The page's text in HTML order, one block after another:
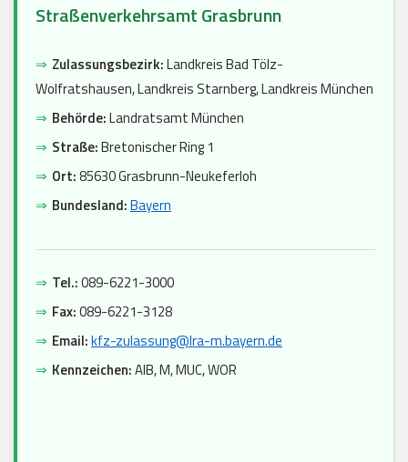
Straßenverkehrsamt Grasbrunn
⇒ Zulassungsbezirk:Landkreis Bad Tölz-
Wolfratshausen, Landkreis Starnberg, Landkreis München
⇒ Behörde:Landratsamt München
⇒ Straße:Bretonischer Ring 1
⇒ Ort:85630 Grasbrunn-Neukeferloh
⇒ Bundesland:Bayern
⇒ Tel.:089-6221-3000
⇒ Fax:089-6221-3128
⇒ Email:kfz-zulassung@lra-m.bayern.de
⇒ Kennzeichen:AIB, M, MUC, WOR